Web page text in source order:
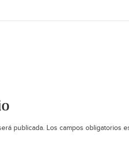
publicada. Los campos obligatorios